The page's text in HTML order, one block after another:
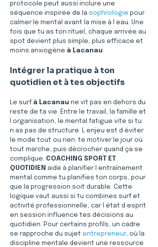
protocole peut aussi inclure une
séquence inspirée de la sophrologie pour
calmer le mental avant la mise à l eau. Une
fois que tu as ton rituel, chaque arrivée au
spot devient plus simple, plus efficace et
moins anxiogène à Lacanau.
Intégrer la pratique à ton
quotidien et à tes objectifs
Le surf à Lacanau ne vit pas en dehors du
reste de ta vie. Entre le travail, la famille et
l organisation, le mental fatigue vite si tu
n as pas de structure. L enjeu est d éviter
le mode tout ou rien: te motiver le jour où
tout marche, puis décrocher quand ça se
complique. COACHING SPORT ET
QUOTIDIEN aide à planifier l entraînement
mental comme tu planifies ton corps, pour
que la progression soit durable. Cette
logique vaut aussi si tu combines surf et
activité professionnelle, car l état d esprit
en session influence tes décisions au
quotidien. Pour certains profils, un cadre
se rapproche du sujet entrepreneur, où la
discipline mentale devient une ressource